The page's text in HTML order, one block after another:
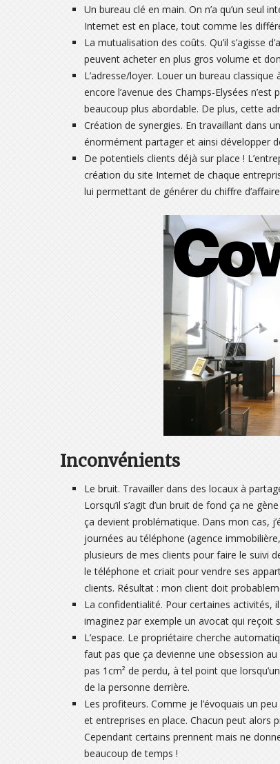
Un bureau clé en main. On n’a qu’un seul
Internet est en place, tout comme les
La mutualisation des coûts. Qu’il s’agisse
peuvent acheter en plus gros volume et
L’adresse/loyer. Louer un bureau
encore l’avenue des Champs-Elysées
beaucoup plus abordable. De plus, cette
Création de synergies. En travaillant dans
énormément partager et ainsi développer
De potentiels clients déjà sur place !
création du site Internet de chaque
lui permettant de générer du chiffre
Inconvénients
Le bruit. Travailler dans des locaux à
Lorsqu’il s’agit d’un bruit de fond ça ne
ça devient problématique. Dans mon cas,
journées au téléphone (agence
plusieurs de mes clients pour faire le suivi
le téléphone et criait pour vendre ses
clients. Résultat : mon client doit
La confidentialité. Pour certaines activités,
imaginez par exemple un avocat qui reçoit
L’espace. Le propriétaire cherche
faut pas que ça devienne une obsession
pas 1cm² de perdu, à tel point que
de la personne derrière.
Les profiteurs. Comme je l’évoquais un
et entreprises en place. Chacun peut alors
Cependant certains prennent mais ne
beaucoup de temps !